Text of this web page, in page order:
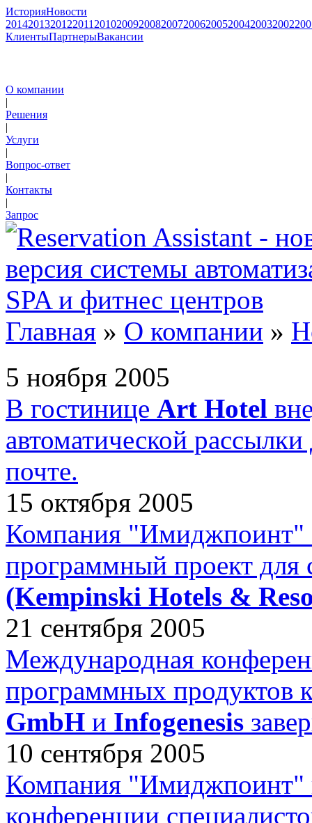
ИсторияНовости
2014201320122011 201020092008200720062005200420032002
КлиентыПартнерыВакансии
О компании
|
Решения
|
Услуги
|
Вопрос-ответ
|
Контакты
|
Запрос
Главная » О компании »
5 ноября 2005
В гостинице Art Hotel
автоматической
почте.
15 октября 2005
Компания "Имиджпоинт"
программный проект для
(Kempinski Hotels &
21 сентября 2005
Международная
программных продуктов
GmbH и Infogenesis
10 сентября 2005
Компания "Имиджпоинт"
конференции